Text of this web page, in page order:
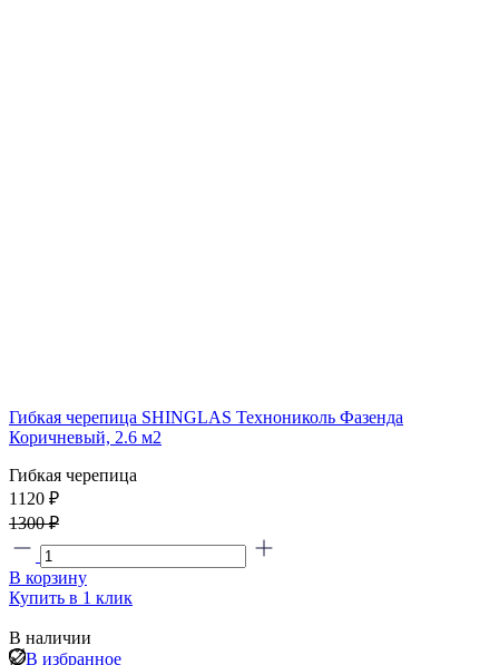
Гибкая черепица SHINGLAS Технониколь Фазенда
Коричневый, 2.6 м2
Гибкая черепица
1120 ₽
1300 ₽
В корзину
Купить в 1 клик
В наличии
В избранное